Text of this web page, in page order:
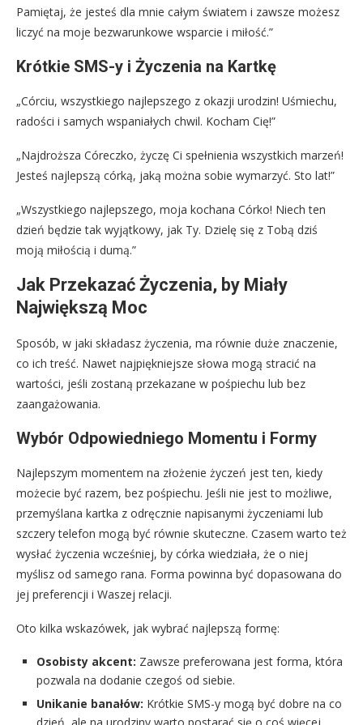
Pamiętaj, że jesteś dla mnie całym światem i zawsze możesz
liczyć na moje bezwarunkowe wsparcie i miłość.”
Krótkie SMS-y i Życzenia na Kartkę
„Córciu, wszystkiego najlepszego z okazji urodzin! Uśmiechu,
radości i samych wspaniałych chwil. Kocham Cię!”
„Najdroższa Córeczko, życzę Ci spełnienia wszystkich marzeń!
Jesteś najlepszą córką, jaką można sobie wymarzyć. Sto lat!”
„Wszystkiego najlepszego, moja kochana Córko! Niech ten
dzień będzie tak wyjątkowy, jak Ty. Dzielę się z Tobą dziś
moją miłością i dumą.”
Jak Przekazać Życzenia, by Miały
Największą Moc
Sposób, w jaki składasz życzenia, ma równie duże znaczenie,
co ich treść. Nawet najpiękniejsze słowa mogą stracić na
wartości, jeśli zostaną przekazane w pośpiechu lub bez
zaangażowania.
Wybór Odpowiedniego Momentu i Formy
Najlepszym momentem na złożenie życzeń jest ten, kiedy
możecie być razem, bez pośpiechu. Jeśli nie jest to możliwe,
przemyślana kartka z odręcznie napisanymi życzeniami lub
szczery telefon mogą być równie skuteczne. Czasem warto też
wysłać życzenia wcześniej, by córka wiedziała, że o niej
myślisz od samego rana. Forma powinna być dopasowana do
jej preferencji i Waszej relacji.
Oto kilka wskazówek, jak wybrać najlepszą formę:
Osobisty akcent: Zawsze preferowana jest forma, która
pozwala na dodanie czegoś od siebie.
Unikanie banałów: Krótkie SMS-y mogą być dobre na co